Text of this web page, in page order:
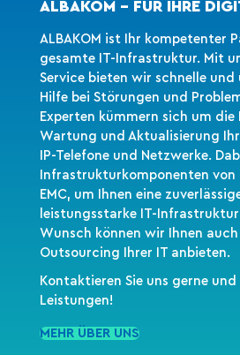
ALBAKOM - FÜR IHRE
ALBAKOM ist Ihr kompetenter
gesamte IT-Infrastruktur. Mit
Service bieten wir schnelle
Hilfe bei Störungen und
Experten kümmern sich um
Wartung und Aktualisierung
IP-Telefone und Netzwerke.
Infrastrukturkomponenten von
EMC, um Ihnen eine
leistungsstarke IT-
Wunsch können wir Ihnen
Outsourcing Ihrer IT anbieten.
Kontaktieren Sie uns gerne und
Leistungen!
MEHR ÜBER UNS